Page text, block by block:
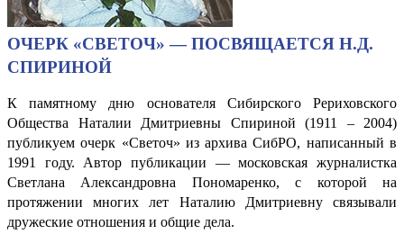
ОЧЕРК «СВЕТОЧ» — ПОСВЯЩАЕТСЯ Н.Д.
СПИРИНОЙ
К памятному дню основателя Сибирского Рериховского
Общества Наталии Дмитриевны Спириной (1911 – 2004)
публикуем очерк «Светоч» из архива СибРО, написанный в
1991 году. Автор публикации — московская журналистка
Светлана Александровна Пономаренко, с которой на
протяжении многих лет Наталию Дмитриевну связывали
дружеские отношения и общие дела.